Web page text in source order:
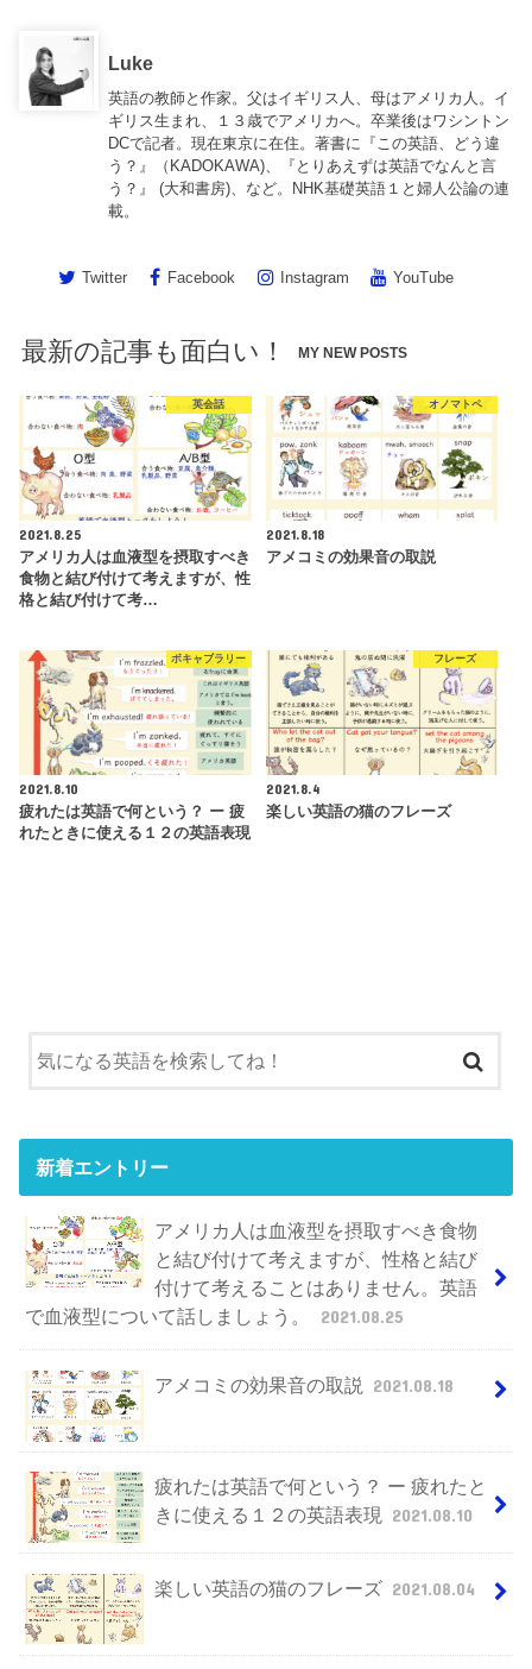
Luke
英語の教師と作家。父はイギリス人、母はアメリカ人。イ
ギリス生まれ、１３歳でアメリカへ。卒業後はワシントン
DCで記者。現在東京に在住。著書に『この英語、どう違
う？』（KADOKAWA)、『とりあえずは英語でなんと言
う？』 (大和書房)、など。NHK基礎英語１と婦人公論の連
載。
Twitter Facebook Instagram YouTube
最新の記事も面白い！ MY NEW POSTS
英会話
2021.8.25
アメリカ人は血液型を摂取すべき
食物と結び付けて考えますが、性
格と結び付けて考…
オノマトペ
2021.8.18
アメコミの効果音の取説
ボキャブラリー
2021.8.10
疲れたは英語で何という？ ー 疲
れたときに使える１２の英語表現
フレーズ
2021.8.4
楽しい英語の猫のフレーズ
新着エントリー
アメリカ人は血液型を摂取すべき食物
と結び付けて考えますが、性格と結び
付けて考えることはありません。英語
で血液型について話しましょう。
2021.08.25
アメコミの効果音の取説 2021.08.18
疲れたは英語で何という？ ー 疲れたと
きに使える１２の英語表現
2021.08.10
楽しい英語の猫のフレーズ 2021.08.04